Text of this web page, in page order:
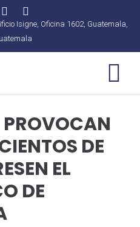
Isigne, Oficina 1602, Guatemala,
PROVOCAN
DE
EL
DE